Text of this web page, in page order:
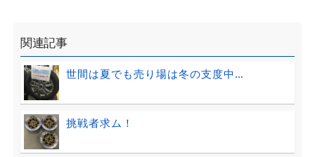
関連記事
世間は夏でも売り場は冬の支度中…
挑戦者求ム！